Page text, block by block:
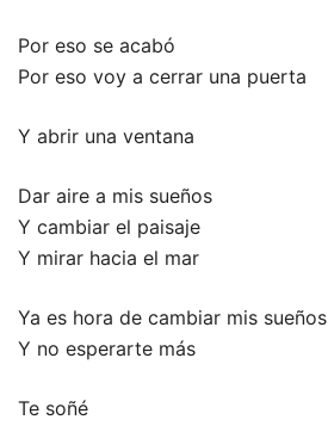
Por eso se acabó
Por eso voy a cerrar una puerta
Y abrir una ventana
Dar aire a mis sueños
Y cambiar el paisaje
Y mirar hacia el mar
Ya es hora de cambiar mis sueños
Y no esperarte más
Te soñé